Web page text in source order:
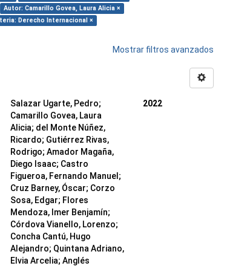
Autor: Camarillo Govea, Laura Alicia ×
Derecho Internacional ×
Mostrar filtros avanzados
Salazar Ugarte, Pedro;
Camarillo Govea, Laura
Alicia; del Monte Núñez,
Ricardo; Gutiérrez Rivas,
Rodrigo; Amador Magaña,
Diego Isaac; Castro
Figueroa, Fernando Manuel ;
Cruz Barney, Óscar; Corzo
Sosa, Edgar; Flores
Mendoza, Imer Benjamín;
Córdova Vianello, Lorenzo;
Concha Cantú, Hugo
Alejandro; Quintana Adriano,
Elvia Arcelia; Anglés
2022